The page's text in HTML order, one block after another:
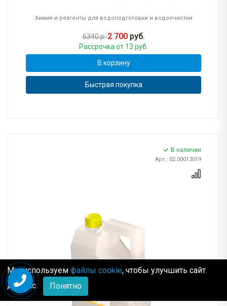
Химия и реагенты для водоподготовки и водоочистки
6340 р.2 700руб.
Рассрочка от 13 руб.
В корзину
Быстрая покупка
В наличии
Арт.: 02.00013019
Мы используем файлы cookie, чтобы улучшить сайт
для Вас
Понятно